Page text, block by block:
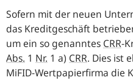
Sofern mit der neuen
das Kreditgeschäft
um ein so genanntes CRR-
Abs. 1 Nr. 1 a) CRR. Dies ist
MiFID-Wertpapierfirma die